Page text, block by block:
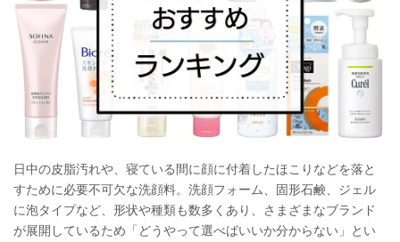
日中の皮脂汚れや、寝ている間に顔に付着したほこりなどを落と
すために必要不可欠な洗顔料。洗顔フォーム、固形石鹸、ジェル
に泡タイプなど、形状や種類も数多くあり、さまざまなブランド
が展開しているため「どうやって選べばいいか分からない」とい